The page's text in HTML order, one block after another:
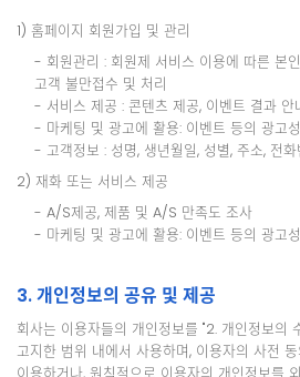
1) 홈페이지 회원가입 및 관리
- 회원관리 : 회원제 서비스 이용에 따른 본
고객 불만접수 및 처리
- 서비스 제공 : 콘텐츠 제공, 이벤트 결과 안
- 마케팅 및 광고에 활용: 이벤트 등의 광고
- 고객정보 : 성명, 생년월일, 성별, 주소, 전
2) 재화 또는 서비스 제공
- A/S제공, 제품 및 A/S 만족도 조사
- 마케팅 및 광고에 활용: 이벤트 등의 광고
3. 개인정보의 공유 및 제공
회사는 이용자들의 개인정보를 "2. 개인정보의
고지한 범위 내에서 사용하며, 이용자의 사전
이용하거나, 원칙적으로 이용자의 개인정보를